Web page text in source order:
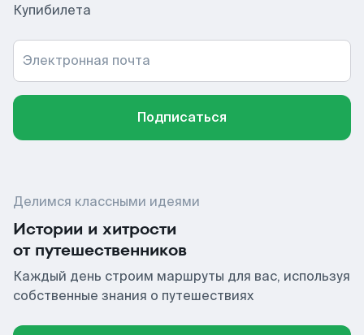
Купибилета
Электронная почта
Подписаться
Делимся классными идеями
Истории и хитрости
от путешественников
Каждый день строим маршруты для вас, используя
собственные знания о путешествиях